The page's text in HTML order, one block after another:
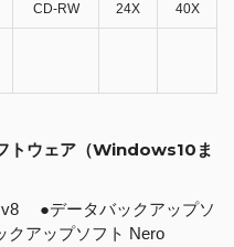
CD-RW 24X 40X
トウェア（Windows10ま
v8 ●データバックアップソ
アップソフト Nero